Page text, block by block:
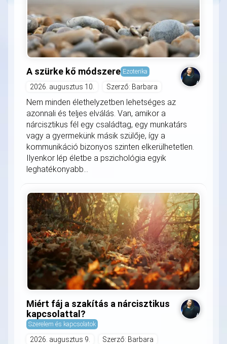
A szürke kő módszere Ezoterika
2026. augusztus 10. Szerző: Barbara
Nem minden élethelyzetben lehetséges az
azonnali és teljes elválás. Van, amikor a
nárcisztikus fél egy családtag, egy munkatárs
vagy a gyermekünk másik szülője, így a
kommunikáció bizonyos szinten elkerülhetetlen.
Ilyenkor lép életbe a pszichológia egyik
leghatékonyabb...
Miért fáj a szakítás a nárcisztikus
kapcsolattal?
Szerelem és kapcsolatok
2026. augusztus 9. Szerző: Barbara